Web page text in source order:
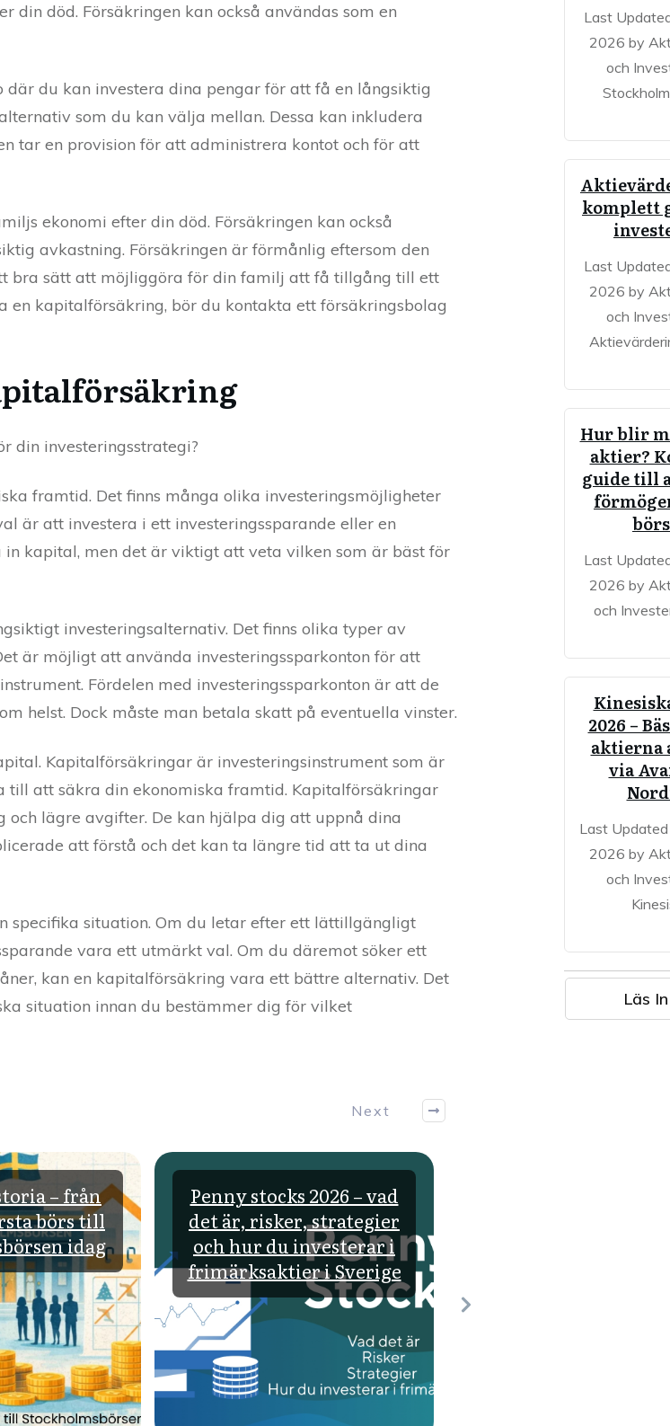
död. Försäkringen kan också användas som en
du kan investera dina pengar för att få en långsiktig
som du kan välja mellan. Dessa kan inkludera
tar en provision för att administrera kontot och för att
ekonomi efter din död. Försäkringen kan också
avkastning. Försäkringen är förmånlig eftersom den
bra sätt att möjliggöra för din familj att få tillgång till ett
kapitalförsäkring, bör du kontakta ett försäkringsbolag
din investeringsstrategi?
framtid. Det finns många olika investeringsmöjligheter
är att investera i ett investeringssparande eller en
kapital, men det är viktigt att veta vilken som är bäst för
investeringsalternativ. Det finns olika typer av
är möjligt att använda investeringssparkonton för att
Fördelen med investeringssparkonton är att de
helst. Dock måste man betala skatt på eventuella vinster.
Kapitalförsäkringar är investeringsinstrument som är
att säkra din ekonomiska framtid. Kapitalförsäkringar
lägre avgifter. De kan hjälpa dig att uppnå dina
att förstå och det kan ta längre tid att ta ut dina
specifika situation. Om du letar efter ett lättillgängligt
vara ett utmärkt val. Om du däremot söker ett
kan en kapitalförsäkring vara ett bättre alternativ. Det
situation innan du bestämmer dig för vilket
Next
– från
börs till
idag
Penny stocks 2026 – vad
det är, risker, strategier
och hur du investerar i
frimärksaktier i Sverige
Last
2026 by
och
komplett
Last
2026 by
och
Hur blir
aktier?
guide till
Last
2026 by
och
2026 –
aktierna
via
Last
2026 by
och
Läs